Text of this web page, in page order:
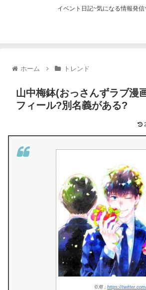
イベント日記~気になる情報発
ホーム トレンド
山中梅鉢(おっさんずラブ漫
フィール?別名義がある?
引用： https://